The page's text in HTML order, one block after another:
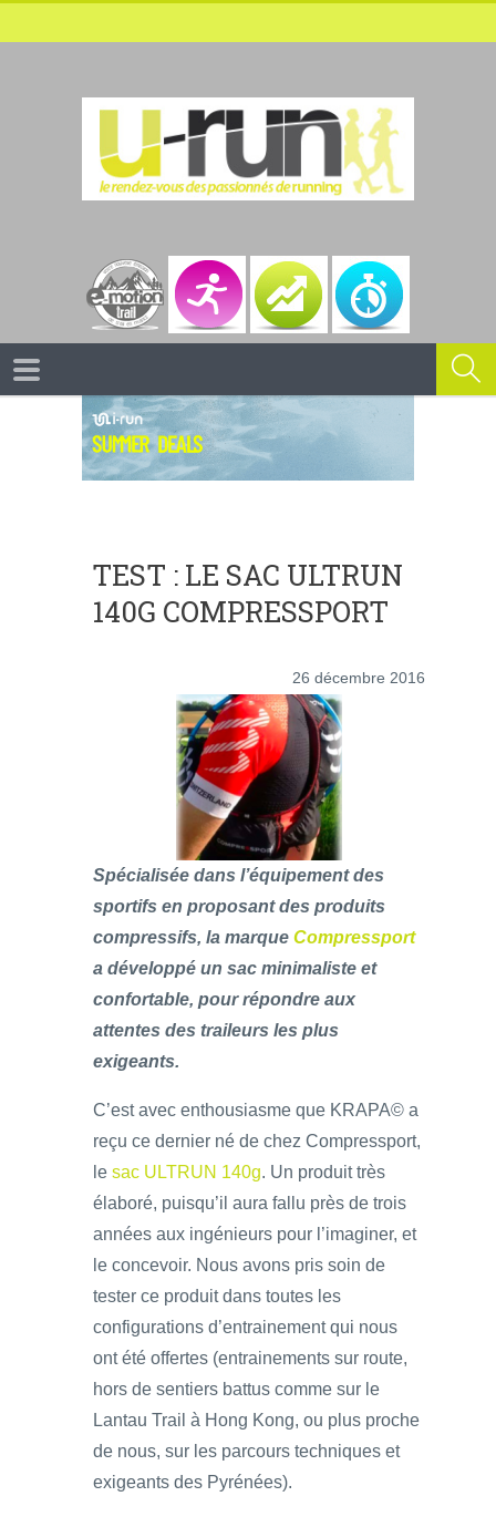
TEST : LE SAC ULTRUN
140G COMPRESSPORT
26 décembre 2016
Spécialisée dans l’équipement des
sportifs en proposant des produits
compressifs, la marque Compressport
a développé un sac minimaliste et
confortable, pour répondre aux
attentes des traileurs les plus
exigeants.
C’est avec enthousiasme que KRAPA© a
reçu ce dernier né de chez Compressport,
le sac ULTRUN 140g. Un produit très
élaboré, puisqu’il aura fallu près de trois
années aux ingénieurs pour l’imaginer, et
le concevoir. Nous avons pris soin de
tester ce produit dans toutes les
configurations d’entrainement qui nous
ont été offertes (entrainements sur route,
hors de sentiers battus comme sur le
Lantau Trail à Hong Kong, ou plus proche
de nous, sur les parcours techniques et
exigeants des Pyrénées).